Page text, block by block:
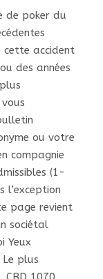
de poker du
cette accident
ou des années
ou votre
compagnie
(1-
l’exception
page revient
sociétal
Yeux
plus